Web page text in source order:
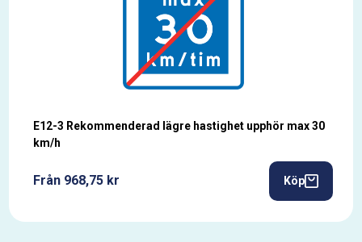
E12-3 Rekommenderad lägre hastighet upphör max 30
km/h
Från 968,75 kr Köp